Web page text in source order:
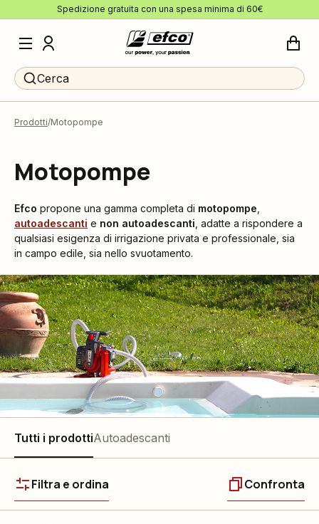
Spedizione gratuita con una spesa minima di 60€
Cerca
Prodotti Motopompe
Motopompe
Efco propone una gamma completa di motopompe
autoadescanti e non autoadescanti , adatte a rispondere a
qualsiasi esigenza di irrigazione privata e professionale, sia
in campo edile, sia nello svuotamento.
Tutti i prodottiAutoadescanti
Filtra e ordina Confronta